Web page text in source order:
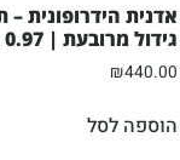
אדנית הידרופונית
גידול מרובעת | 0.97 מטר
₪440.00
הוספה לסל